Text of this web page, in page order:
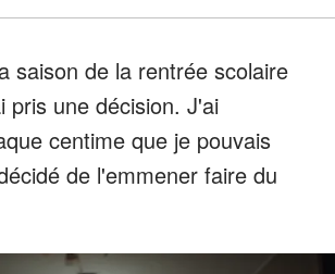
saison de la rentrée scolaire
pris une décision. J'ai
centime que je pouvais
de l'emmener faire du